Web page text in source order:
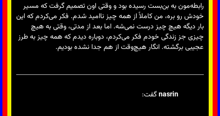
رابطه‌مون به بن‌بست رسیده بود و وقتی اون تصمیم گرفت که مسیر
خودش رو بره، من کاملاً از همه چیز ناامید شدم. فکر می‌کردم که این
بار دیگه هیچ چیز درست نمی‌شه. اما بعد از مدتی، وقتی به هیچ
چیزی جز زندگی خودم فکر می‌کردم، دوباره دیدم که همه چیز به طرز
عجیبی برگشته. انگار هیچ‌وقت از هم جدا نشده بودیم.
nasrinگفت: